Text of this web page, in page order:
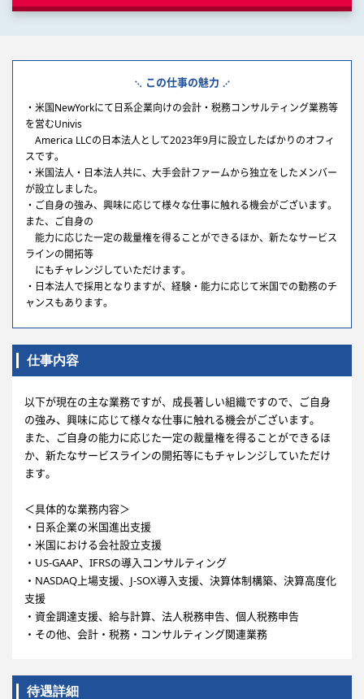
この仕事の魅力
・米国NewYorkにて日系企業向けの会計・税務コンサルティング業務等
を営むUnivis
America LLCの日本法人として2023年9月に設立したばかりのオフィ
スです。
・米国法人・日本法人共に、大手会計ファームから独立をしたメンバー
が設立しました。
・ご自身の強み、興味に応じて様々な仕事に触れる機会がございます。
また、ご自身の
能力に応じた一定の裁量権を得ることができるほか、新たなサービス
ラインの開拓等
にもチャレンジしていただけます。
・日本法人で採用となりますが、経験・能力に応じて米国での勤務のチ
ャンスもあります。
仕事内容
以下が現在の主な業務ですが、成長著しい組織ですので、ご自身
の強み、興味に応じて様々な仕事に触れる機会がございます。
また、ご自身の能力に応じた一定の裁量権を得ることができるほ
か、新たなサービスラインの開拓等にもチャレンジしていただけ
ます。
＜具体的な業務内容＞
・日系企業の米国進出支援
・米国における会社設立支援
・US-GAAP、IFRSの導入コンサルティング
・NASDAQ上場支援、J-SOX導入支援、決算体制構築、決算高度化
支援
・資金調達支援、給与計算、法人税務申告、個人税務申告
・その他、会計・税務・コンサルティング関連業務
待遇詳細